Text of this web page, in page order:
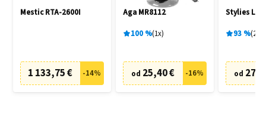
Mestic RTA-2600I
1 133,75 € -14%
Aga MR8112
100% 1x
od 25,40 € -16%
Stylies
93% 2
od